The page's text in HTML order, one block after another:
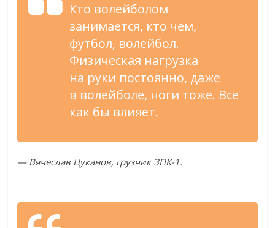
Кто волейболом
занимается, кто чем,
футбол, волейбол.
Физическая нагрузка
на руки постоянно, даже
в волейболе, ноги тоже. Все
как бы влияет.
— Вячеслав Цуканов, грузчикЗПК-1.